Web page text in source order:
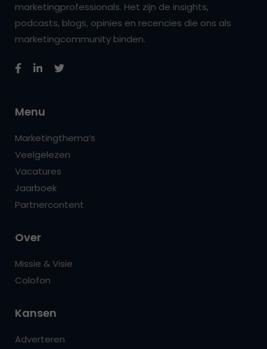
marketingprofessionals. Het zijn de insights,
podcasts, blogs, opinies en recencies die ons als
marketingcommunity binden.
Menu
Marketingthema’s
Veelgelezen
Vacatures
Jaarboek
Partnercontent
Over
Missie & Visie
Colofon
Kansen
Adverteren